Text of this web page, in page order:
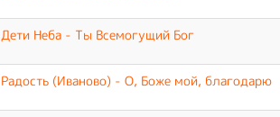
Дети Неба - Ты Всемогущий Бог
Радость (Иваново) - О, Боже мой, благодарю